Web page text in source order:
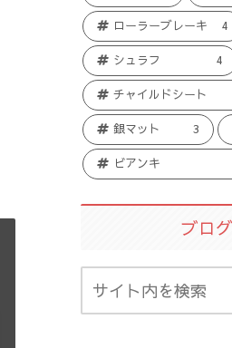
ローラーブレーキ 4
シュラフ 4
チャイルドシート
銀マット 3
ビアンキ
ブロ